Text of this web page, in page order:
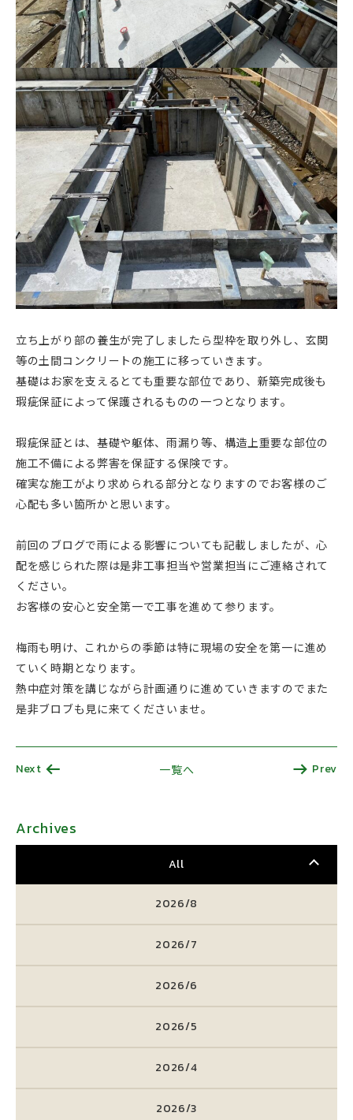
立ち上がり部の養生が完了しましたら型枠を取り外し、玄関
等の土間コンクリートの施工に移っていきます。
基礎はお家を支えるとても重要な部位であり、新築完成後も
瑕疵保証によって保護されるものの一つとなります。
瑕疵保証とは、基礎や躯体、雨漏り等、構造上重要な部位の
施工不備による弊害を保証する保険です。
確実な施工がより求められる部分となりますのでお客様のご
心配も多い箇所かと思います。
前回のブログで雨による影響についても記載しましたが、心
配を感じられた際は是非工事担当や営業担当にご連絡されて
ください。
お客様の安心と安全第一で工事を進めて参ります。
梅雨も明け、これからの季節は特に現場の安全を第一に進め
ていく時期となります。
熱中症対策を講じながら計画通りに進めていきますのでまた
是非ブロブも見に来てくださいませ。
Next 一覧へ Prev
Archives
All
2026/8
2026/7
2026/6
2026/5
2026/4
2026/3